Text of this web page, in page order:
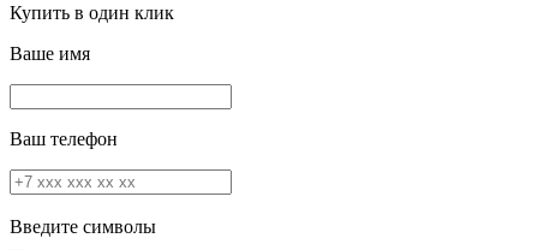
Купить в один клик
Ваше имя
Ваш телефон
Введите символы